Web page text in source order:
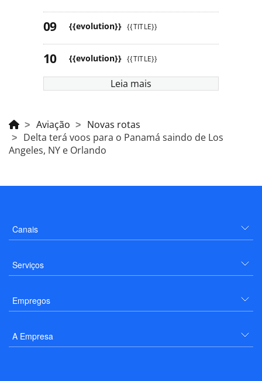
{{evolution}} {{TITLE}}
{{evolution}} {{TITLE}}
Leia mais
Aviação
Novas rotas
Delta terá voos para o Panamá saindo de Los
Angeles, NY e Orlando
Canais
Serviços
Empregos
A Empresa